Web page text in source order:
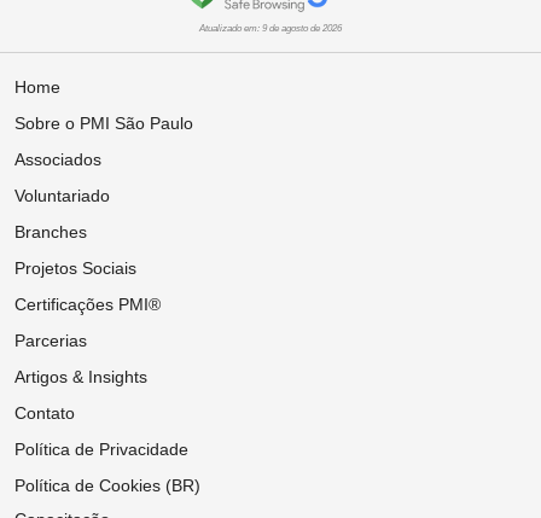
Atualizado em: 9 de agosto de 2026
Home
Sobre o PMI São Paulo
Associados
Voluntariado
Branches
Projetos Sociais
Certificações PMI®
Parcerias
Artigos & Insights
Contato
Política de Privacidade
Política de Cookies (BR)